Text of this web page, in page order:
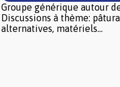
Groupe générique autour
Discussions à thème:
alternatives, matériels...